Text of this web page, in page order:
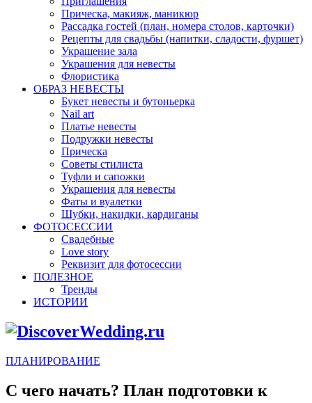
Прическа, макияж, маникюр
Рассадка гостей (план, номера столов, карточки)
Рецепты для свадьбы (напитки, сладости, фуршет)
Украшение зала
Украшения для невесты
Флористика
ОБРАЗ НЕВЕСТЫ
Букет невесты и бутоньерка
Nail art
Платье невесты
Подружки невесты
Прическа
Советы стилиста
Туфли и сапожки
Украшения для невесты
Фаты и вуалетки
Шубки, накидки, кардиганы
ФОТОСЕССИИ
Свадебные
Love story
Реквизит для фотосессии
ПОЛЕЗНОЕ
Тренды
ИСТОРИИ
ПЛАНИРОВАНИЕ
С чего начать? План подготовки к